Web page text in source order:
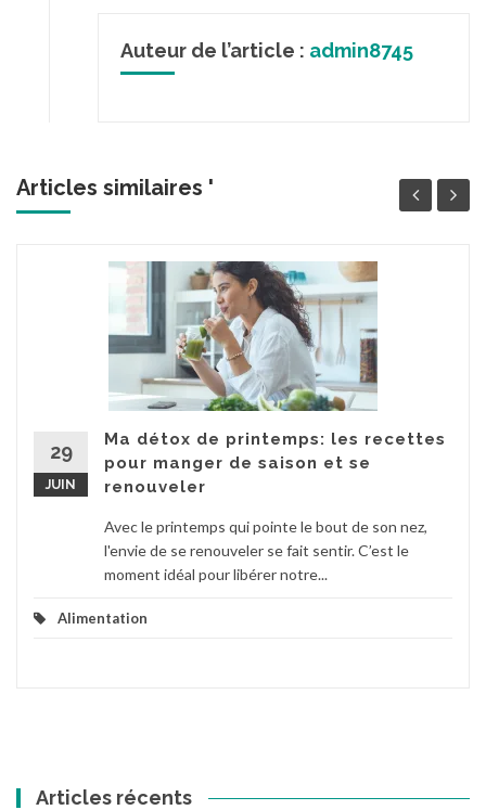
Auteur de l’article : admin8745
Articles similaires '
29
JUIN
Ma détox de printemps: les recettes
pour manger de saison et se
renouveler
Avec le printemps qui pointe le bout de son nez,
l'envie de se renouveler se fait sentir. C’est le
moment idéal pour libérer notre...
Alimentation
Articles récents